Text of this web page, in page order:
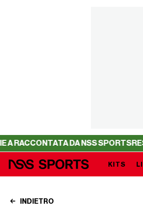
DA NSS SPORTSRESIDENCY -
KITS
INDIETRO